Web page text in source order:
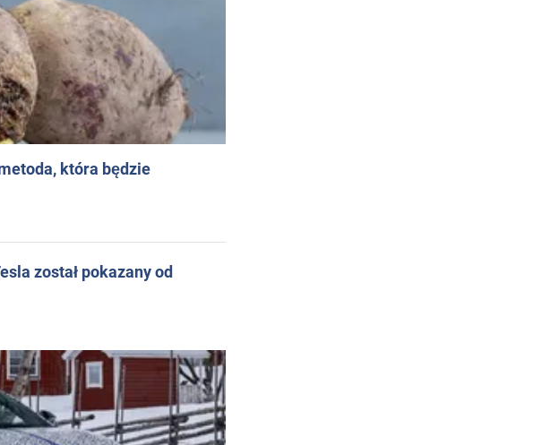
która będzie
został pokazany od